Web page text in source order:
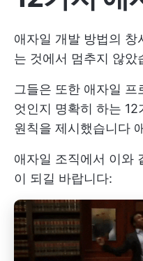
애자일 개발 방법의
는 것에서 멈추지 않았
그들은 또한 애자일
엇인지 명확히 하는
원칙을 제시했습니다
애자일 조직에서 이와
이 되길 바랍니다: